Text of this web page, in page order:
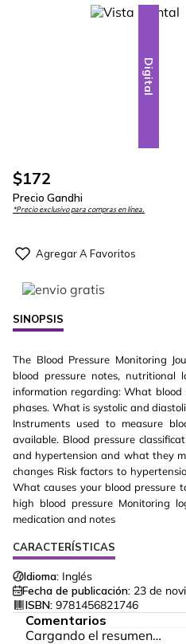
Digital
$172
Precio Gandhi
*Precio exclusivo para compras en línea.
SINOPSIS
The Blood Pressure Monitoring
blood pressure notes, nutritional
information regarding: What
phases. What is systolic and
Instruments used to measure
available. Blood pressure
and hypertension and what they
changes Risk factors to
What causes your blood pressure
high blood pressure Monitoring
medication and notes
CARACTERÍSTICAS
Idioma: Inglés
Fecha de publicación: 23 de
ISBN: 9781456821746
Comentarios
Cargando el resumen…